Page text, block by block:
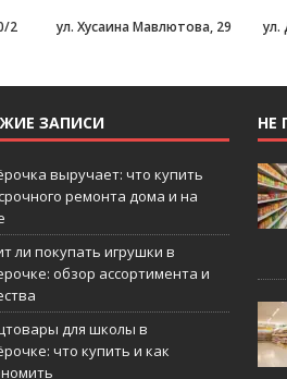
2 ул. Хусаина Мавлютова, 29 ул.
ЗАПИСИ
выручает: что купить
ремонта дома и на
ли покупать игрушки в
обзор ассортимента и
для школы в
что купить и как
НЕ